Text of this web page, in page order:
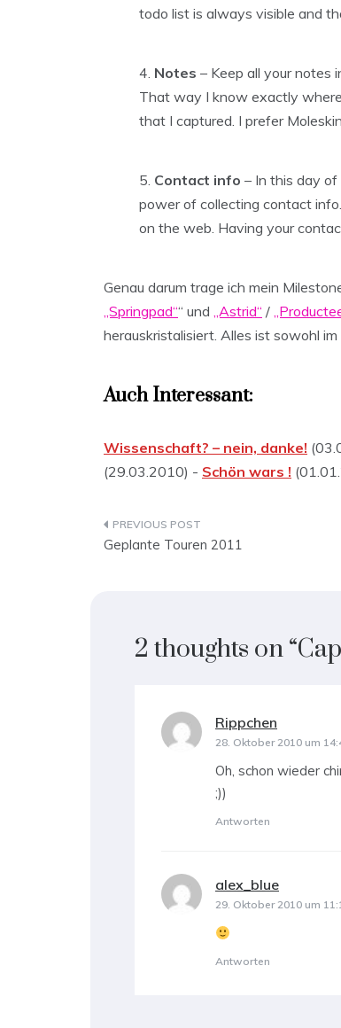
todo list is always visible and
Notes – Keep all your notes
That way I know exactly
that I captured. I prefer
Contact info – In this day
power of collecting contact
on the web. Having your
Genau darum trage ich mein
„Springpad““ und „Astrid“ /
herauskristalisiert. Alles ist sowohl
Auch Interessant:
Wissenschaft? – nein, danke!
(29.03.2010) - Schön wars !
Beitragsnavigation
Geplante Touren 2011
2 thoughts on “
Rippchen
28. Oktober 2010 um
Oh, schon wieder
;))
Antworten
alex_blue
29. Oktober 2010 um
Antworten